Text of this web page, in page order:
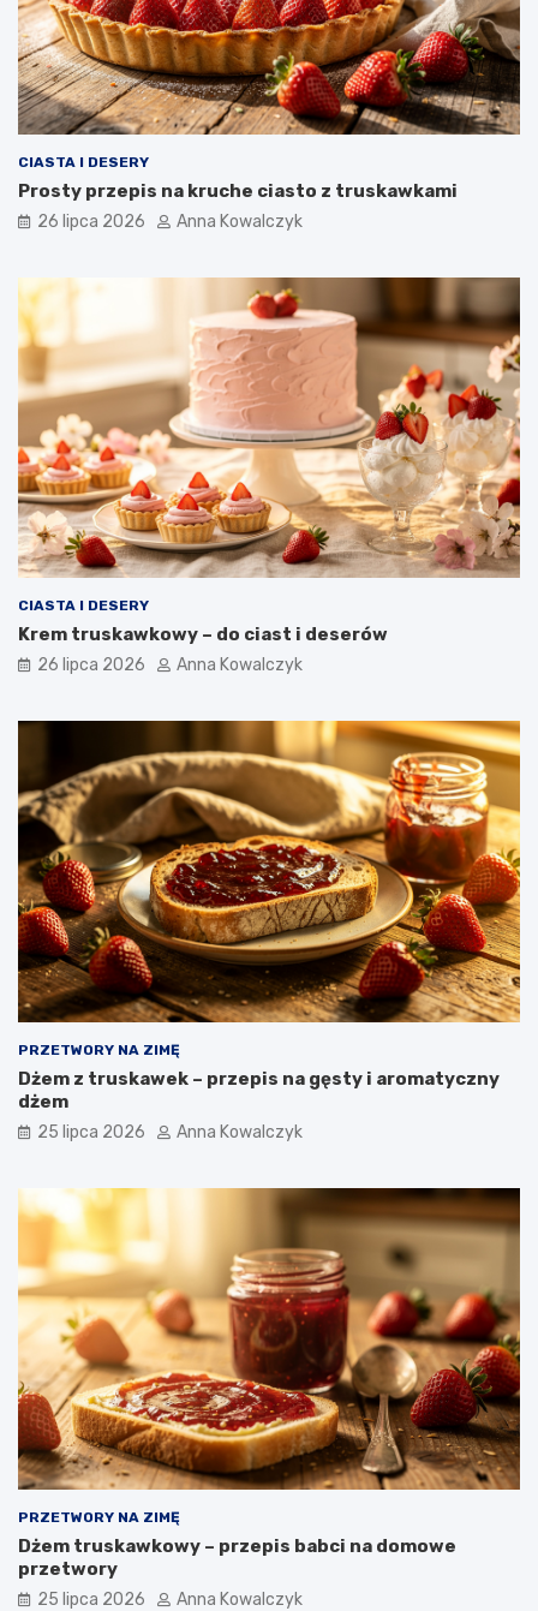
CIASTA I DESERY
Prosty przepis na kruche ciasto z truskawkami
26 lipca 2026 Anna Kowalczyk
CIASTA I DESERY
Krem truskawkowy – do ciast i deserów
26 lipca 2026 Anna Kowalczyk
PRZETWORY NA ZIMĘ
Dżem z truskawek – przepis na gęsty i aromatyczny
dżem
25 lipca 2026 Anna Kowalczyk
PRZETWORY NA ZIMĘ
Dżem truskawkowy – przepis babci na domowe
przetwory
25 lipca 2026 Anna Kowalczyk